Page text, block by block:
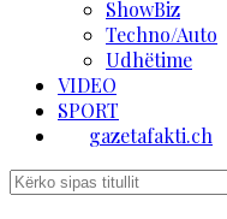
ShowBiz
Techno/Auto
Udhëtime
VIDEO
SPORT
gazetafakti.ch